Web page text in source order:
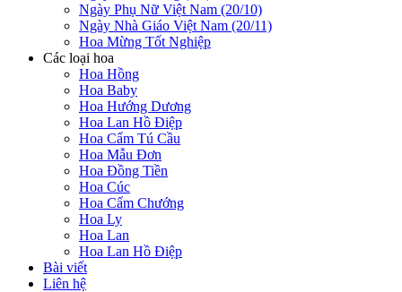
Ngày Phụ Nữ Việt Nam (20/10)
Ngày Nhà Giáo Việt Nam (20/11)
Hoa Mừng Tốt Nghiệp
Các loại hoa
Hoa Hồng
Hoa Baby
Hoa Hướng Dương
Hoa Lan Hồ Điệp
Hoa Cẩm Tú Cầu
Hoa Mẫu Đơn
Hoa Đồng Tiền
Hoa Cúc
Hoa Cẩm Chướng
Hoa Ly
Hoa Lan
Hoa Lan Hồ Điệp
Bài viết
Liên hệ